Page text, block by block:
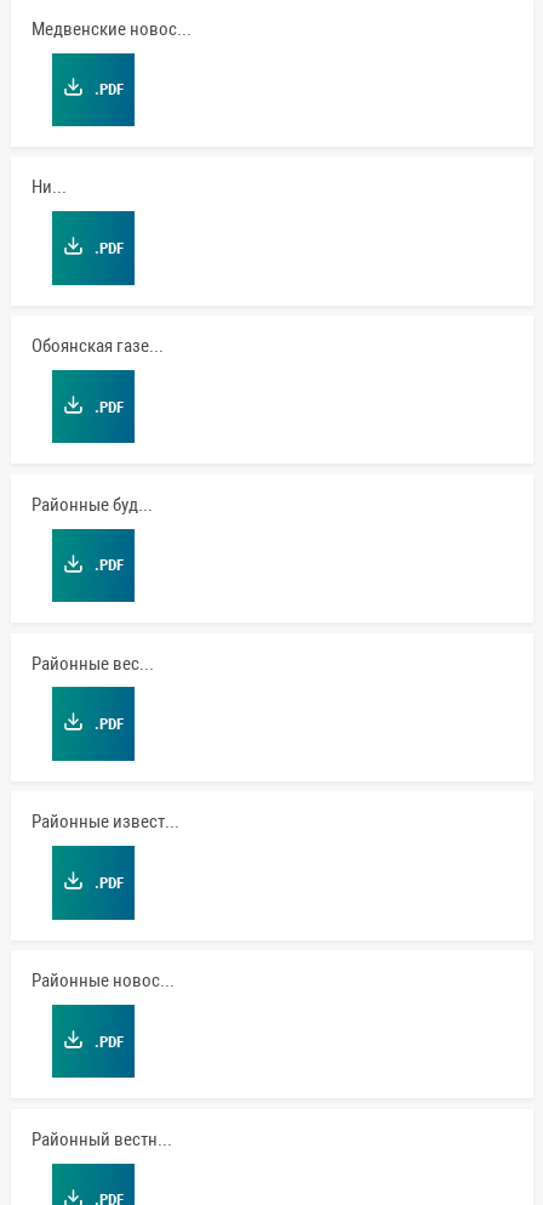
Медвенские новости
.PDF
Нива
.PDF
Обоянская газета
.PDF
Районные будни
.PDF
Районные вести
.PDF
Районные известия
.PDF
Районные новости
.PDF
Районный вестник
.PDF